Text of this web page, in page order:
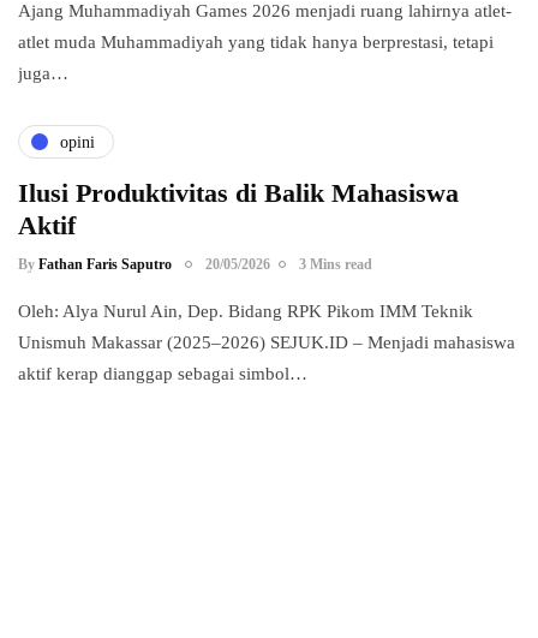
Ajang Muhammadiyah Games 2026 menjadi ruang lahirnya atlet-
atlet muda Muhammadiyah yang tidak hanya berprestasi, tetapi
juga…
opini
Ilusi Produktivitas di Balik Mahasiswa
Aktif
By Fathan Faris Saputro 20/05/2026 3 Mins read
Oleh: Alya Nurul Ain, Dep. Bidang RPK Pikom IMM Teknik
Unismuh Makassar (2025–2026) SEJUK.ID – Menjadi mahasiswa
aktif kerap dianggap sebagai simbol…